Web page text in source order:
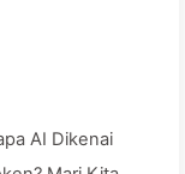
AI Dikenai